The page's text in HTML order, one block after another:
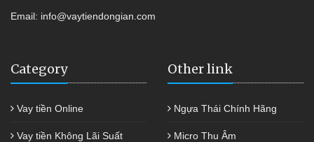
Email: info@vaytiendongian.com
Category
Vay tiền Online
Vay tiền Không Lãi Suất
Other link
Ngựa Thái Chính Hãng
Micro Thu Âm